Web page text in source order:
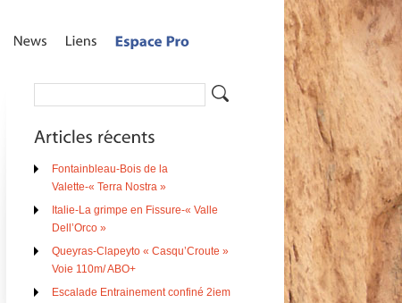
Fontainbleau-Bois de la
Valette-« Terra Nostra »
Italie-La grimpe en Fissure-« Valle
Dell’Orco »
Queyras-Clapeyto « Casqu’Croute »
Voie 110m/ ABO+
Escalade Entrainement confiné 2iem